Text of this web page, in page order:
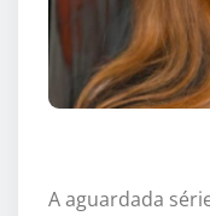
A aguardada